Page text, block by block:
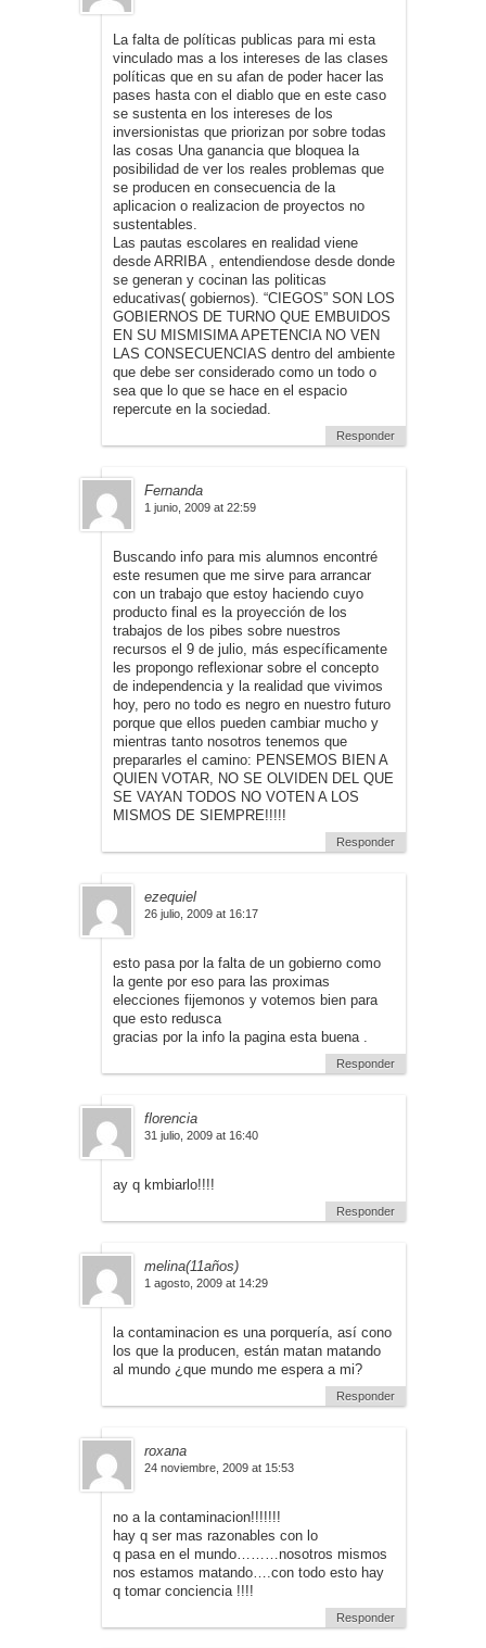
La falta de políticas publicas para mi esta
vinculado mas a los intereses de las clases
políticas que en su afan de poder hacer las
pases hasta con el diablo que en este caso
se sustenta en los intereses de los
inversionistas que priorizan por sobre todas
las cosas Una ganancia que bloquea la
posibilidad de ver los reales problemas que
se producen en consecuencia de la
aplicacion o realizacion de proyectos no
sustentables.
Las pautas escolares en realidad viene
desde ARRIBA , entendiendose desde donde
se generan y cocinan las politicas
educativas( gobiernos). “CIEGOS” SON LOS
GOBIERNOS DE TURNO QUE EMBUIDOS
EN SU MISMISIMA APETENCIA NO VEN
LAS CONSECUENCIAS dentro del ambiente
que debe ser considerado como un todo o
sea que lo que se hace en el espacio
repercute en la sociedad.
Responder
Fernanda
1 junio, 2009 at 22:59
Buscando info para mis alumnos encontré
este resumen que me sirve para arrancar
con un trabajo que estoy haciendo cuyo
producto final es la proyección de los
trabajos de los pibes sobre nuestros
recursos el 9 de julio, más específicamente
les propongo reflexionar sobre el concepto
de independencia y la realidad que vivimos
hoy, pero no todo es negro en nuestro futuro
porque que ellos pueden cambiar mucho y
mientras tanto nosotros tenemos que
prepararles el camino: PENSEMOS BIEN A
QUIEN VOTAR, NO SE OLVIDEN DEL QUE
SE VAYAN TODOS NO VOTEN A LOS
MISMOS DE SIEMPRE!!!!!
Responder
ezequiel
26 julio, 2009 at 16:17
esto pasa por la falta de un gobierno como
la gente por eso para las proximas
elecciones fijemonos y votemos bien para
que esto redusca
gracias por la info la pagina esta buena .
Responder
florencia
31 julio, 2009 at 16:40
ay q kmbiarlo!!!!
Responder
melina(11años)
1 agosto, 2009 at 14:29
la contaminacion es una porquería, así cono
los que la producen, están matan matando
al mundo ¿que mundo me espera a mi?
Responder
roxana
24 noviembre, 2009 at 15:53
no a la contaminacion!!!!!!!
hay q ser mas razonables con lo
q pasa en el mundo………nosotros mismos
nos estamos matando….con todo esto hay
q tomar conciencia !!!!
Responder